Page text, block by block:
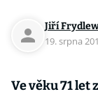
Jiří
19. srpna
Ve věku 71